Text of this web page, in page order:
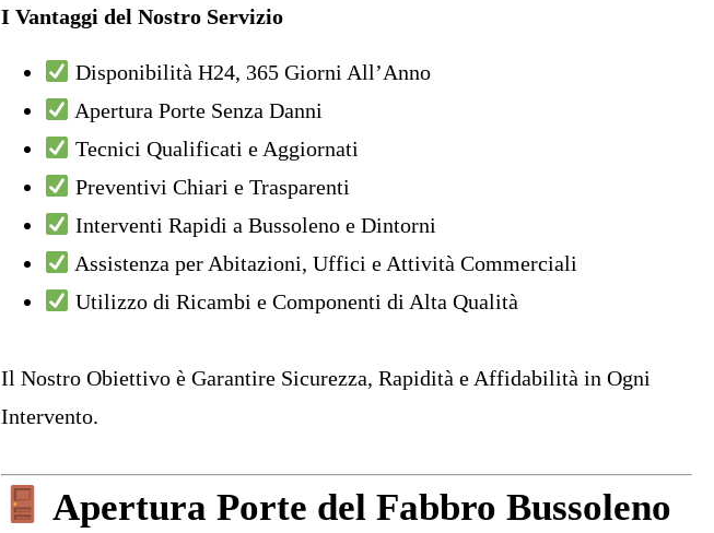
I Vantaggi del Nostro Servizio
Disponibilità H24, 365 Giorni All’Anno
Apertura Porte Senza Danni
Tecnici Qualificati e Aggiornati
Preventivi Chiari e Trasparenti
Interventi Rapidi a Bussoleno e Dintorni
Assistenza per Abitazioni, Uffici e Attività Commerciali
Utilizzo di Ricambi e Componenti di Alta Qualità
Il Nostro Obiettivo è Garantire Sicurezza, Rapidità e Affidabilità in Ogni
Intervento.
Apertura Porte del Fabbro Bussoleno